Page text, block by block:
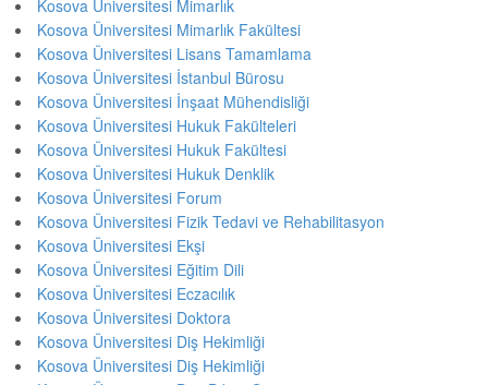
Kosova Üniversitesi Mimarlık
Kosova Üniversitesi Mimarlık Fakültesi
Kosova Üniversitesi Lisans Tamamlama
Kosova Üniversitesi İstanbul Bürosu
Kosova Üniversitesi İnşaat Mühendisliği
Kosova Üniversitesi Hukuk Fakülteleri
Kosova Üniversitesi Hukuk Fakültesi
Kosova Üniversitesi Hukuk Denklik
Kosova Üniversitesi Forum
Kosova Üniversitesi Fizik Tedavi ve Rehabilitasyon
Kosova Üniversitesi Ekşi
Kosova Üniversitesi Eğitim Dili
Kosova Üniversitesi Eczacılık
Kosova Üniversitesi Doktora
Kosova Üniversitesi Diş Hekimliği
Kosova Üniversitesi Diş Hekimliği